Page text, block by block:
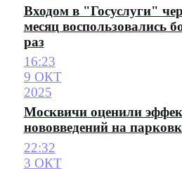
Входом в "Госуслуги"
месяц воспользовались
раз
16:23
9 ОКТ
2025
Москвичи оценили
нововведений на
22:32
3 ОКТ